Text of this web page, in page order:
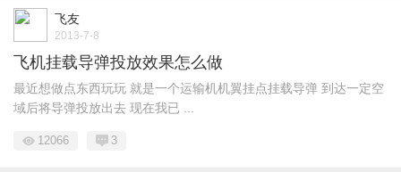
飞友
2013-7-8
飞机挂载导弹投放效果怎么做
最近想做点东西玩玩 就是一个运输机机翼挂点挂载导弹 到达一定空
域后将导弹投放出去 现在我已 ...
12066 3